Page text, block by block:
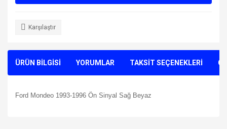
Karşılaştır
ÜRÜN BİLGİSİ YORUMLAR TAKSİT SEÇENEKLERİ
Ford Mondeo 1993-1996 Ön Sinyal Sağ Beyaz